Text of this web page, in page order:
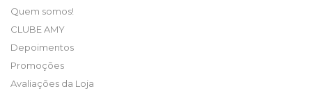
Quem somos!
CLUBE AMY
Depoimentos
Promoções
Avaliações da Loja